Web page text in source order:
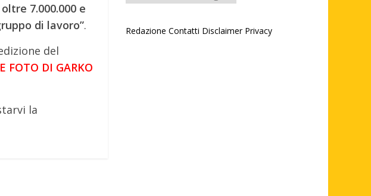
7.000.000 e
di lavoro”.
del
FOTO DI GARKO
la
Redazione Contatti Disclaimer Privacy